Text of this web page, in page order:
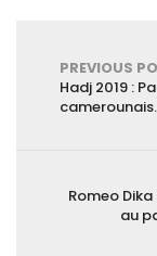
BiyaPREVIOUS
Hadj 2019 :
camerounais.
Romeo
au